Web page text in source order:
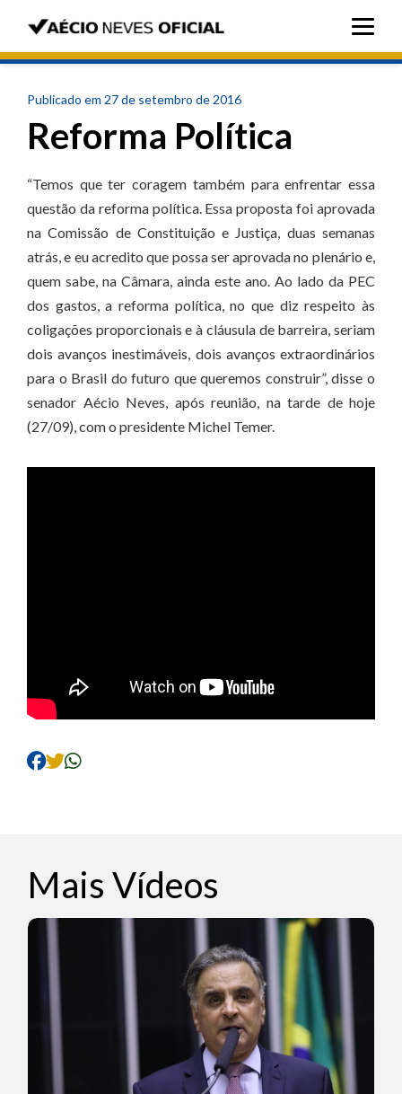
Publicado em 27 de setembro de 2016
Reforma Política
“Temos que ter coragem também para enfrentar essa
questão da reforma política. Essa proposta foi aprovada
na Comissão de Constituição e Justiça, duas semanas
atrás, e eu acredito que possa ser aprovada no plenário e,
quem sabe, na Câmara, ainda este ano. Ao lado da PEC
dos gastos, a reforma política, no que diz respeito às
coligações proporcionais e à cláusula de barreira, seriam
dois avanços inestimáveis, dois avanços extraordinários
para o Brasil do futuro que queremos construir”, disse o
senador Aécio Neves, após reunião, na tarde de hoje
(27/09), com o presidente Michel Temer.
Mais Vídeos